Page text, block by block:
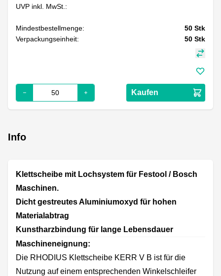
UVP inkl. MwSt.:
Mindestbestellmenge: 50 Stk
Verpackungseinheit:
50 Stk
Kaufen
Info
Klettscheibe mit Lochsystem für Festool / Bosch
Maschinen.
Dicht gestreutes Aluminiumoxyd für hohen
Materialabtrag
Kunstharzbindung für lange Lebensdauer
Maschineneignung:
Die RHODIUS Klettscheibe KERR V B ist für die
Nutzung auf einem entsprechenden Winkelschleifer